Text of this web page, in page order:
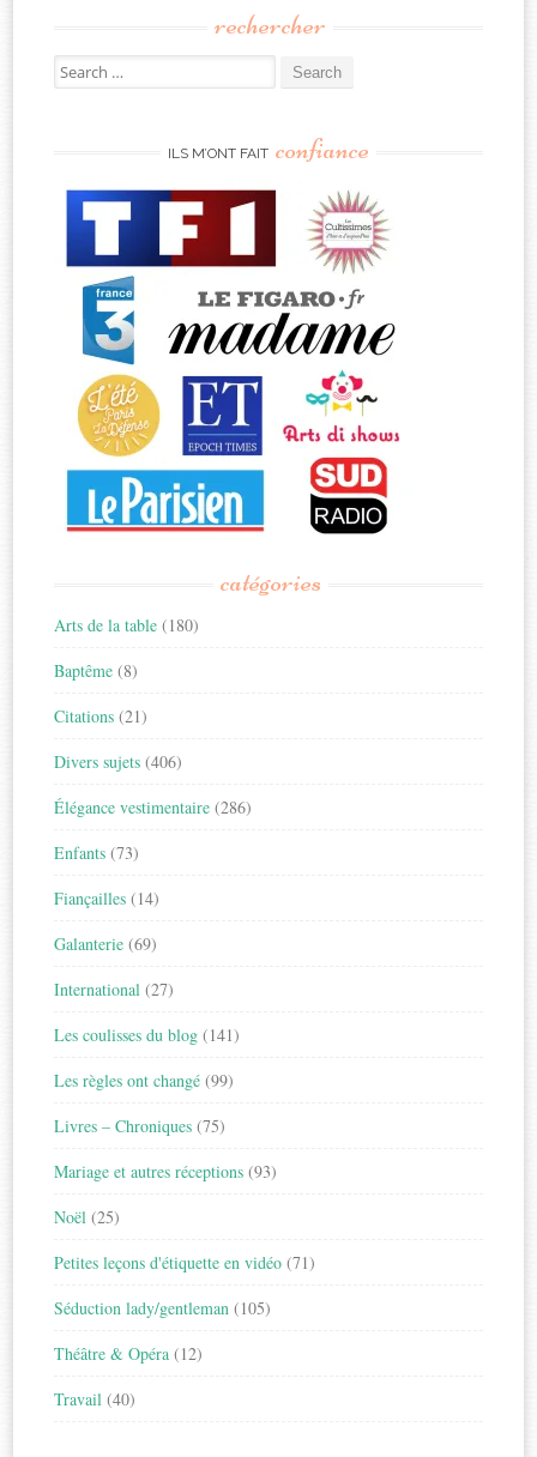
rechercher
Search
for:
ILS M’ONT FAIT confiance
catégories
Arts de la table (180)
Baptême (8)
Citations (21)
Divers sujets (406)
Élégance vestimentaire (286)
Enfants (73)
Fiançailles (14)
Galanterie (69)
International (27)
Les coulisses du blog (141)
Les règles ont changé (99)
Livres – Chroniques (75)
Mariage et autres réceptions (93)
Noël (25)
Petites leçons d'étiquette en vidéo (71)
Séduction lady/gentleman (105)
Théâtre & Opéra (12)
Travail (40)